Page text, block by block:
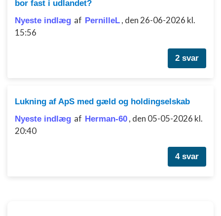
bor fast i udlandet?
Nyeste indlæg af PernilleL , den 26-06-2026 kl.
15:56
2 svar
Lukning af ApS med gæld og holdingselskab
Nyeste indlæg af Herman-60 , den 05-05-2026 kl.
20:40
4 svar